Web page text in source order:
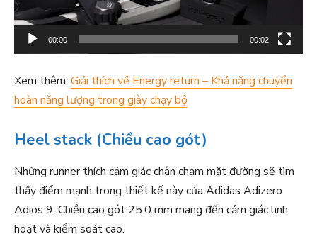
h
i
d
o
00:00 00:02
Xem thêm: Giải thích về Energy return – Khả năng chuyển
hoàn năng lượng trong giày chạy bộ
Heel stack (Chiều cao gót)
Những runner thích cảm giác chân chạm mặt đường sẽ tìm
thấy điểm mạnh trong thiết kế này của Adidas Adizero
Adios 9. Chiều cao gót 25.0 mm mang đến cảm giác linh
hoạt và kiểm soát cao.